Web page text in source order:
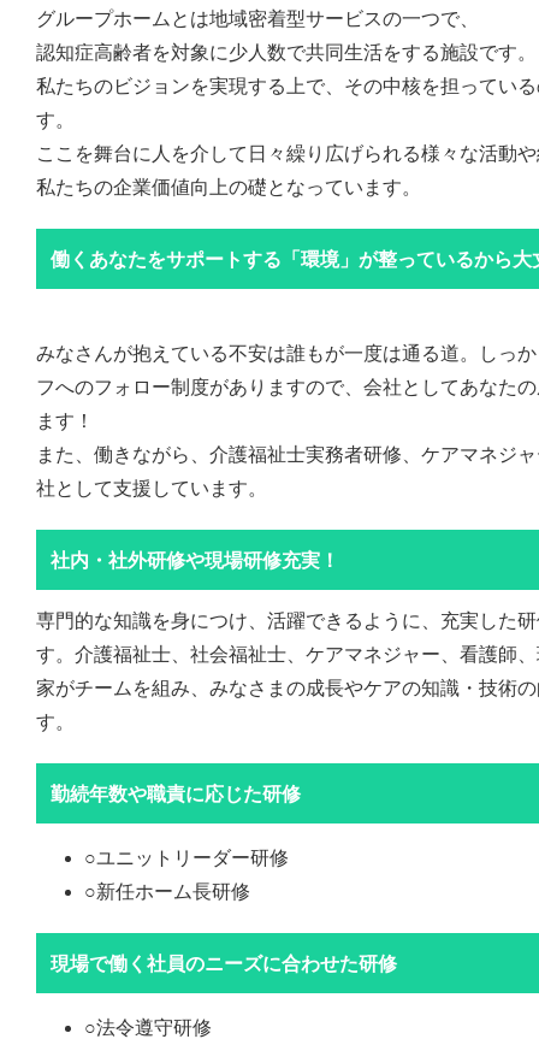
グループホームとは地域密着型サービスの一つで、
認知症高齢者を対象に少人数で共同生活をする施設です。
私たちのビジョンを実現する上で、その中核を担ってい
す。
ここを舞台に人を介して日々繰り広げられる様々な活動
私たちの企業価値向上の礎となっています。
働くあなたをサポートする「環境」が整っているから大
みなさんが抱えている不安は誰もが一度は通る道。しっ
フへのフォロー制度がありますので、会社としてあなた
ます！
また、働きながら、介護福祉士実務者研修、ケアマネジ
社として支援しています。
社内・社外研修や現場研修充実！
専門的な知識を身につけ、活躍できるように、充実した
す。介護福祉士、社会福祉士、ケアマネジャー、看護師
家がチームを組み、みなさまの成長やケアの知識・技術
す。
勤続年数や職責に応じた研修
○ユニットリーダー研修
○新任ホーム長研修
現場で働く社員のニーズに合わせた研修
○法令遵守研修